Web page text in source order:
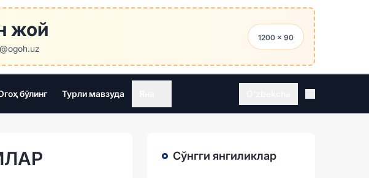
жой 1200 × 90
бўлинг Турли мавзуда
Сўнгги янгиликлар